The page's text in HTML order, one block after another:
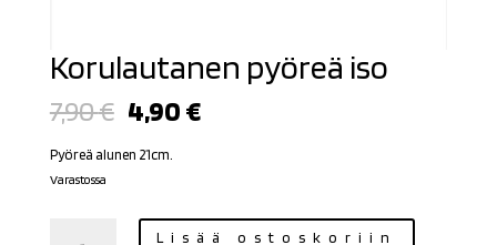
Korulautanen pyöreä iso
7,90€ Alkuperäinen
hinta
oli:
4,90€Nykyinen
Pyöreä alunen 21cm.
Varastossa
Lisää ostoskoriin